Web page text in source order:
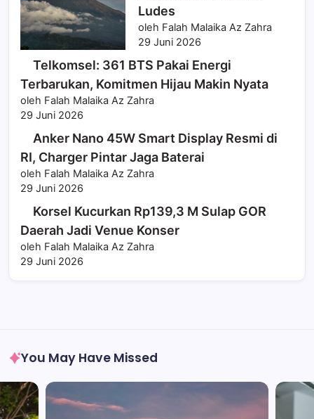
Ludes
oleh Falah Malaika Az Zahra
29 Juni 2026
Telkomsel: 361 BTS Pakai Energi
Terbarukan, Komitmen Hijau Makin Nyata
oleh Falah Malaika Az Zahra
29 Juni 2026
Anker Nano 45W Smart Display Resmi di
RI, Charger Pintar Jaga Baterai
oleh Falah Malaika Az Zahra
29 Juni 2026
Korsel Kucurkan Rp139,3 M Sulap GOR
Daerah Jadi Venue Konser
oleh Falah Malaika Az Zahra
29 Juni 2026
You May Have Missed